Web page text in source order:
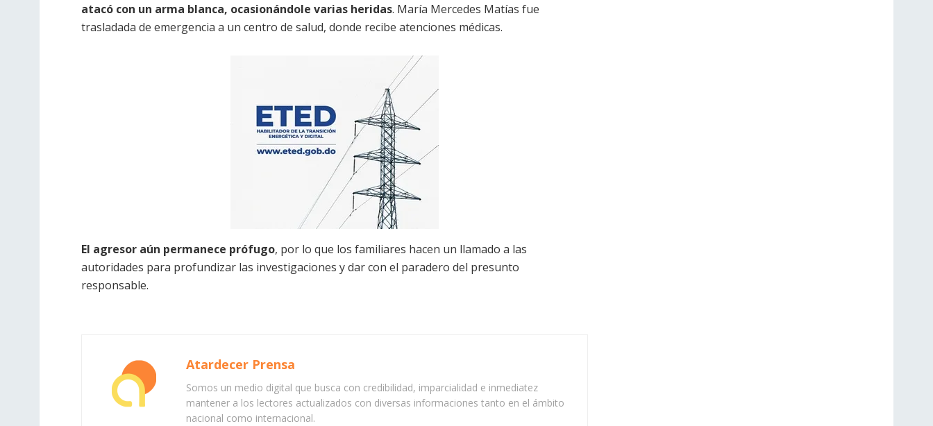
atacó con un arma blanca, ocasionándole varias heridas. María Mercedes Matías fue
trasladada de emergencia a un centro de salud, donde recibe atenciones médicas.
El agresor aún permanece prófugo, por lo que los familiares hacen un llamado a las
autoridades para profundizar las investigaciones y dar con el paradero del presunto
responsable.
Atardecer Prensa
Somos un medio digital que busca con credibilidad, imparcialidad e inmediatez
mantener a los lectores actualizados con diversas informaciones tanto en el ámbito
nacional como internacional.